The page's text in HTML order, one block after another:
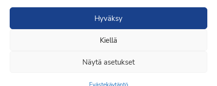
Hyväksy
Kiellä
Näytä asetukset